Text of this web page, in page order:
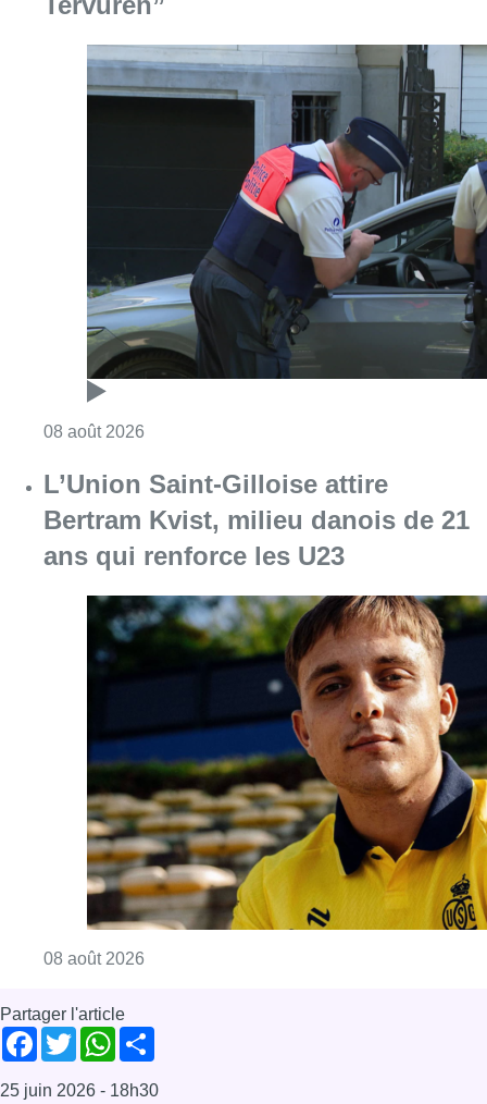
Consulter l'article "Marathon de contrôles
L’Union Saint-Gilloise attire
Bertram Kvist, milieu danois de 21
ans qui renforce les U23
08 août 2026 Consulter l'article "L’Union Saint-Gilloise
Facebook
TwitterWhatsApp
Share
25 juin 2026- 18h30
jupiler pro league
RSC Anderlecht
RSCA
Reportages
Sport
Offres d’emploi